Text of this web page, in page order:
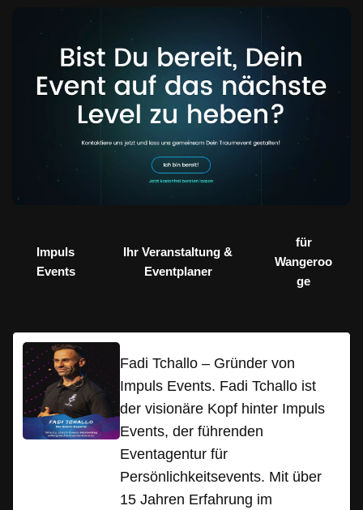
Impuls
Events
Ihr Veranstaltung &
Eventplaner
für
Wangeroo
ge
Fadi Tchallo – Gründer von
Impuls Events. Fadi Tchallo ist
der visionäre Kopf hinter Impuls
Events, der führenden
Eventagentur für
Persönlichkeitsevents. Mit über
15 Jahren Erfahrung im